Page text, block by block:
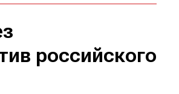
российского